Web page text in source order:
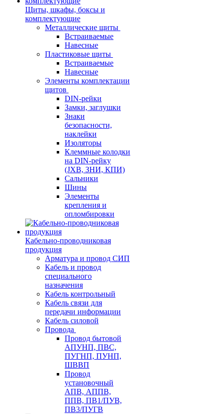
Щиты, шкафы, боксы и
комплектующие
Металлические щиты
Встраиваемые
Навесные
Пластиковые щиты
Встраиваемые
Навесные
Элементы комплектации
щитов
DIN-рейки
Замки, заглушки
Знаки
безопасности,
наклейки
Изоляторы
Клеммные колодки
на DIN-рейку
(JXB, ЗНИ, КПИ)
Сальники
Шины
Элементы
крепления и
опломбировки
Кабельно-проводниковая
продукция
Арматура и провод СИП
Кабель и провод
специального
назначения
Кабель контрольный
Кабель связи для
передачи информации
Кабель силовой
Провода
Провод бытовой
АПУНП, ПВС,
ПУГНП, ПУНП,
ШВВП
Провод
установочный
АПВ, АППВ,
ППВ, ПВ1/ПУВ,
ПВ3/ПУГВ